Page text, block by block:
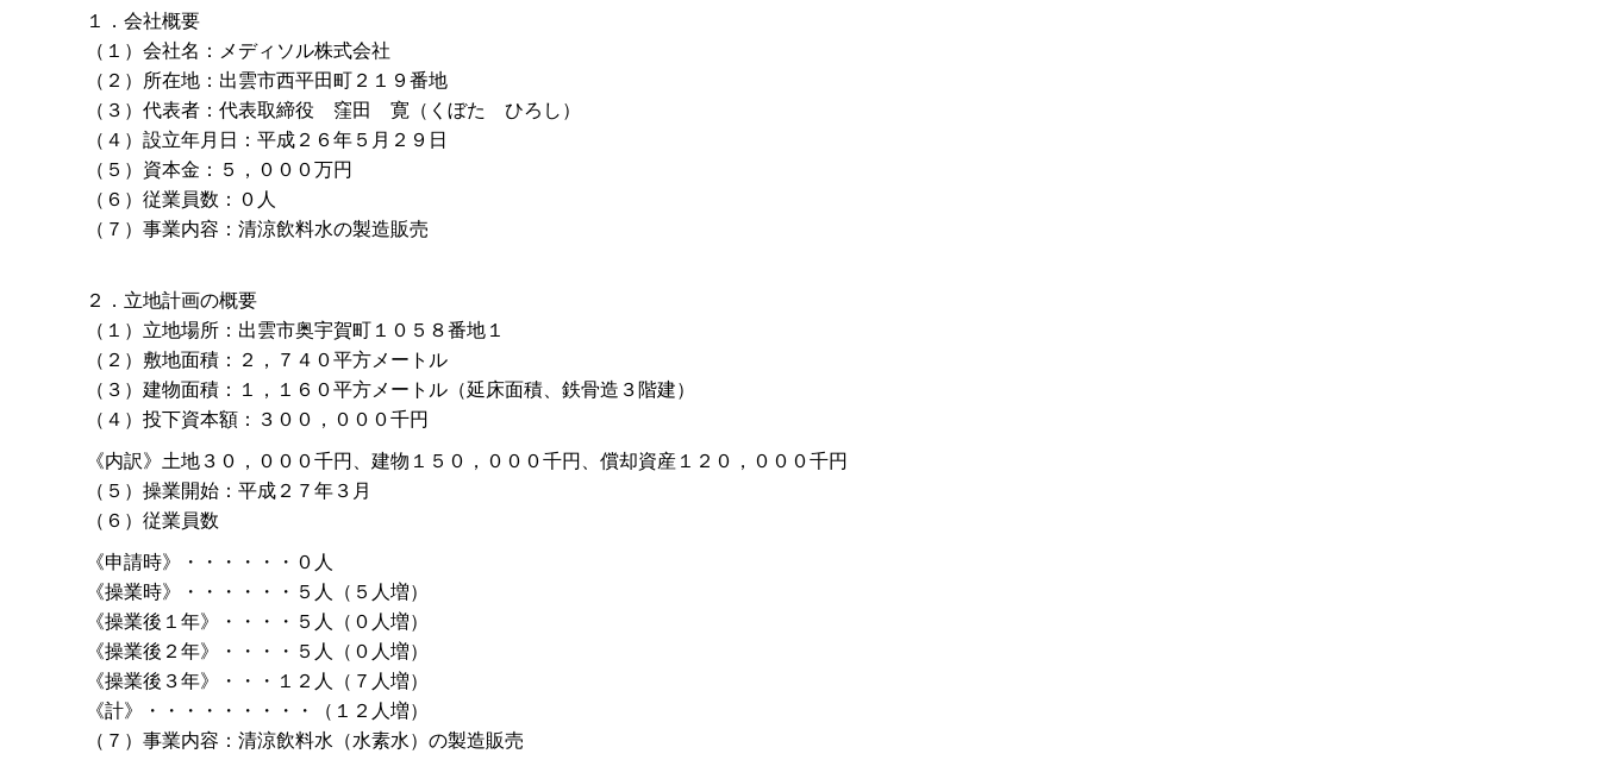
１．会社概要
（１）会社名：メディソル株式会社
（２）所在地：出雲市西平田町２１９番地
（３）代表者：代表取締役 窪田 寛（くぼた ひろし）
（４）設立年月日：平成２６年５月２９日
（５）資本金：５，０００万円
（６）従業員数：０人
（７）事業内容：清涼飲料水の製造販売
２．立地計画の概要
（１）立地場所：出雲市奥宇賀町１０５８番地１
（２）敷地面積：２，７４０平方メートル
（３）建物面積：１，１６０平方メートル（延床面積、鉄骨造３階建）
（４）投下資本額：３００，０００千円
《内訳》土地３０，０００千円、建物１５０，０００千円、償却資産１２０，０００千円
（５）操業開始：平成２７年３月
（６）従業員数
《申請時》・・・・・・０人
《操業時》・・・・・・５人（５人増）
《操業後１年》・・・・５人（０人増）
《操業後２年》・・・・５人（０人増）
《操業後３年》・・・１２人（７人増）
《計》・・・・・・・・・（１２人増）
（７）事業内容：清涼飲料水（水素水）の製造販売